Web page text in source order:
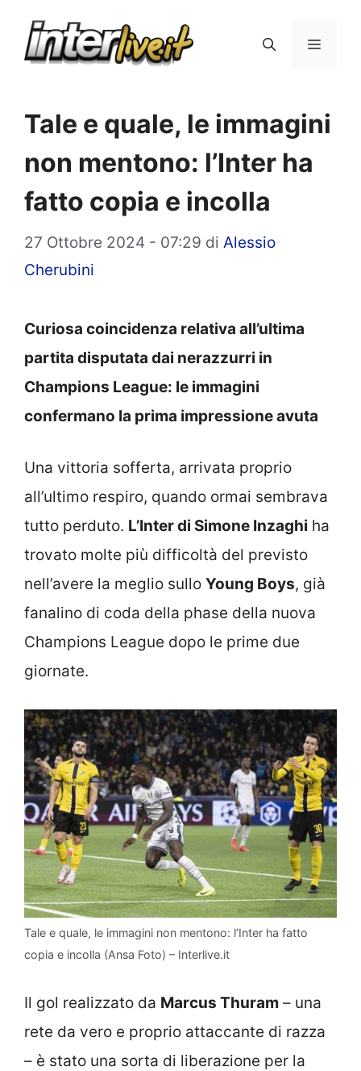
Menu
Tale e quale, le immagini
non mentono: l’Inter ha
fatto copia e incolla
27 Ottobre 2024 - 07:29 di Alessio
Cherubini
Curiosa coincidenza relativa all’ultima
partita disputata dai nerazzurri in
Champions League: le immagini
confermano la prima impressione avuta
Una vittoria sofferta, arrivata proprio
all’ultimo respiro, quando ormai sembrava
tutto perduto. L’Inter di Simone Inzaghi ha
trovato molte più difficoltà del previsto
nell’avere la meglio sullo Young Boys, già
fanalino di coda della phase della nuova
Champions League dopo le prime due
giornate.
Tale e quale, le immagini non mentono: l’Inter ha fatto
copia e incolla (Ansa Foto) – Interlive.it
Il gol realizzato da Marcus Thuram – una
rete da vero e proprio attaccante di razza
– è stato una sorta di liberazione per la